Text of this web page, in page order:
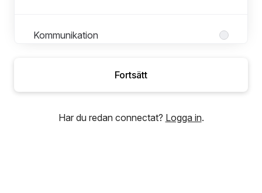
Kommunikation
Mek & Anläggningsservice
Fortsätt
Har du redan connectat? Logga in.